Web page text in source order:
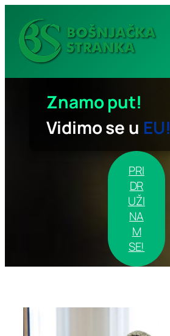
sadržaj
Znamo put!
Vidimo se u EU!
PRI
DR
UŽI
NA
M
SE!